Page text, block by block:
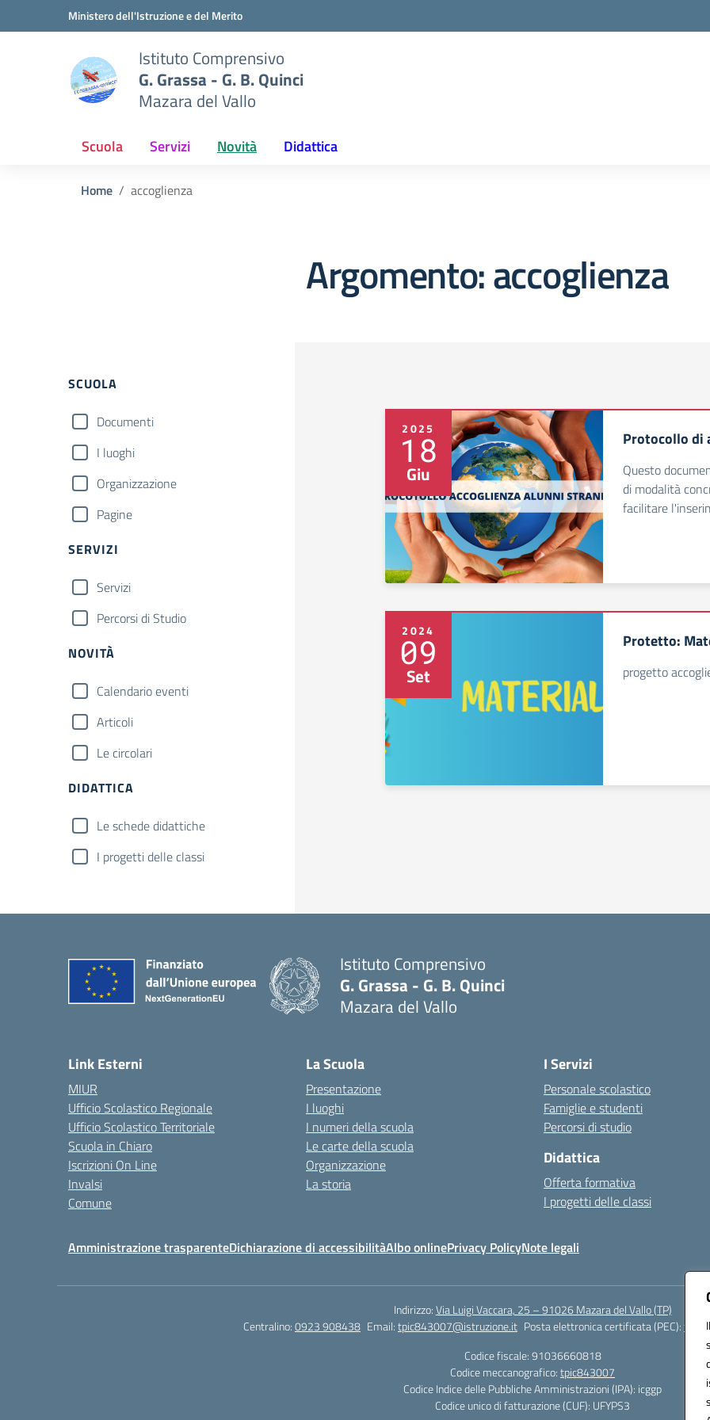
Vai ai contenuti
Vai al menu di navigazioneMinistero dell'Istruzione e del Merito
Istituto Comprensivo
G. Grassa - G. B. Quinci
Mazara del Vallo
Scuola Servizi Novità Didattica
Home accoglienza
Argomento: accoglienza
Filtri
SCUOLA
Documenti
I luoghi
Organizzazione
Pagine
SERVIZI
Servizi
Percorsi di Studio
NOVITÀ
Calendario eventi
Articoli
Le circolari
DIDATTICA
Le schede didattiche
I progetti delle classi
2025
18
Giu
Protocollo di
Questo
di modalità
facilitare
2024
09
Set
Protetto:
progetto
Istituto Comprensivo
G. Grassa - G. B. Quinci
Mazara del Vallo
Link Esterni
MIUR
Ufficio Scolastico Regionale
Ufficio Scolastico Territoriale
Scuola in Chiaro
Iscrizioni On Line
Invalsi
Comune
La Scuola
Presentazione
I luoghi
I numeri della scuola
Le carte della scuola
Organizzazione
La storia
I Servizi
Personale scolastico
Famiglie e studenti
Percorsi di studio
Didattica
Offerta formativa
I progetti delle classi
Amministrazione trasparenteDichiarazione di accessibilitàAlbo onlinePrivacy PolicyNote legali
Indirizzo:Via Luigi Vaccara, 25 – 91026 Mazara del Vallo (TP)
Centralino:0923 908438 Email:tpic843007@istruzione.it Posta elettronica certificata (PEC):
Codice fiscale: 91036660818
Codice meccanografico:tpic843007
Codice Indice delle Pubbliche Amministrazioni (IPA): icggp
Codice unico di fatturazione (CUF): UFYPS3